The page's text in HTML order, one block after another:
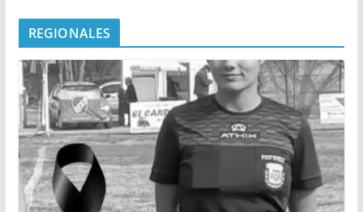
REGIONALES